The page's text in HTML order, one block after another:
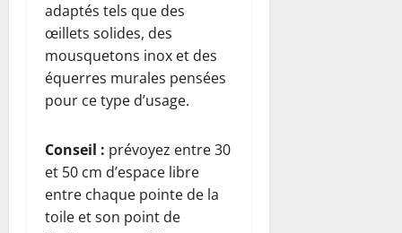
adaptés tels que des
œillets solides, des
mousquetons inox et des
équerres murales pensées
pour ce type d’usage.
Conseil : prévoyez entre 30
et 50 cm d’espace libre
entre chaque pointe de la
toile et son point de